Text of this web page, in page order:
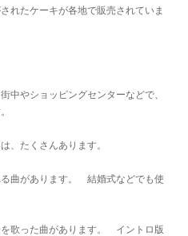
れたケーキが各地で販売されていま
中やショッピングセンターなどで、
、たくさんあります。
曲があります。 結婚式などでも使
歌った曲があります。 イントロ版